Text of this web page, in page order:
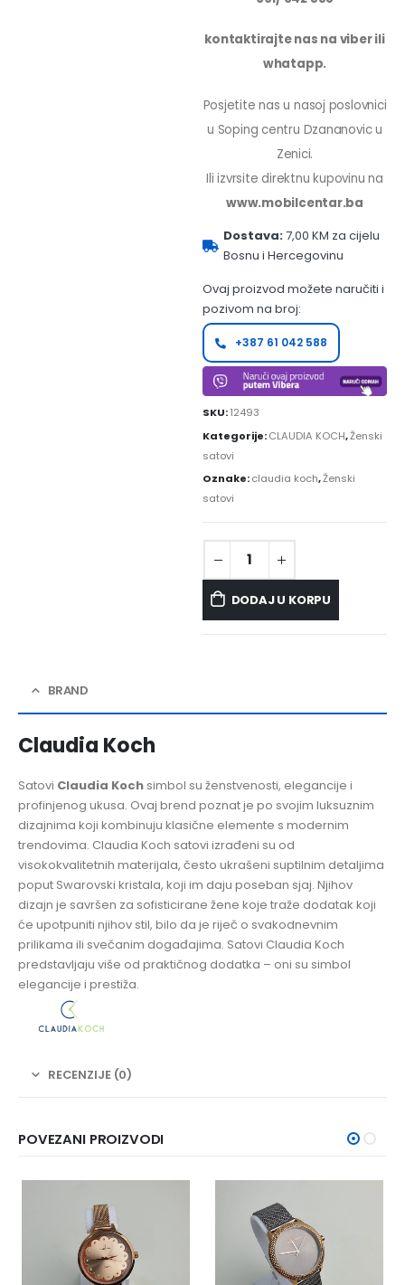
kontaktirajte nas na viber ili
whatapp.
Posjetite nas u nasoj poslovnici
u Soping centru Dzananovic u
Zenici.
Ili izvrsite direktnu kupovinu na
www.mobilcentar.ba
Dostava:7,00 KM za cijelu
Bosnu i Hercegovinu
Ovaj proizvod možete naručiti i
pozivom na broj:
+387 61 042 588
SKU:12493
Kategorije:CLAUDIA KOCH,Ženski
satovi
Oznake:claudia koch,Ženski
satovi
DODAJ U KORPU
BRAND
Claudia Koch
Satovi Claudia Koch simbol su ženstvenosti, elegancije i
profinjenog ukusa. Ovaj brend poznat je po svojim luksuznim
dizajnima koji kombinuju klasične elemente s modernim
trendovima. Claudia Koch satovi izrađeni su od
visokokvalitetnih materijala, često ukrašeni suptilnim detaljima
poput Swarovski kristala, koji im daju poseban sjaj. Njihov
dizajn je savršen za sofisticirane žene koje traže dodatak koji
će upotpuniti njihov stil, bilo da je riječ o svakodnevnim
prilikama ili svečanim događajima. Satovi Claudia Koch
predstavljaju više od praktičnog dodatka – oni su simbol
elegancije i prestiža.
RECENZIJE (0)
POVEZANI PROIZVODI